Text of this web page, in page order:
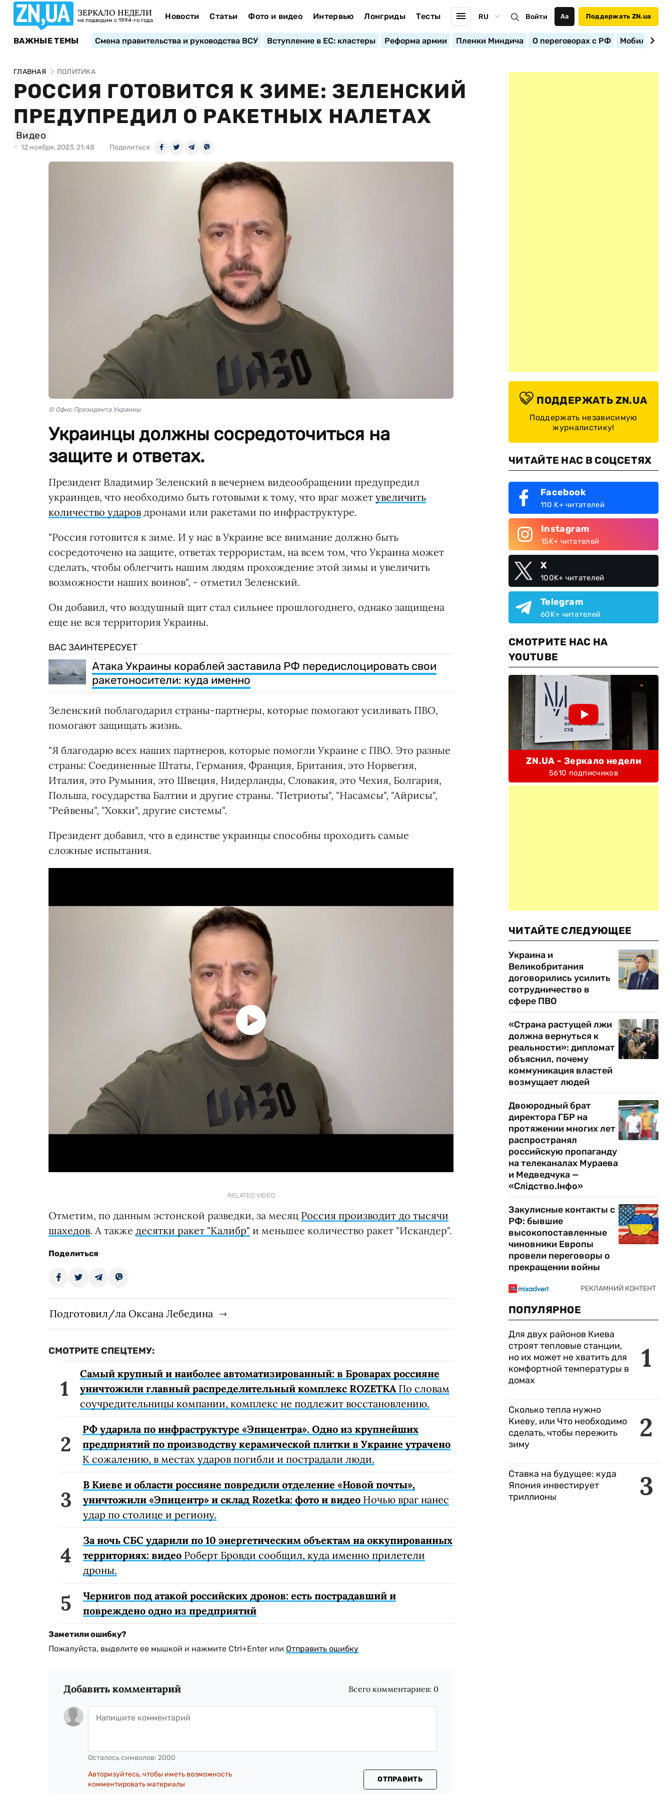
ЗЕРКАЛО НЕДЕЛИ
не подводим с 1994-го года Новости Статьи Фото и видео Интервью Лонгриды Тесты RU Войти Аа Поддержать ZN.ua
ВАЖНЫЕ ТЕМЫ Смена правительства и руководства ВСУ Вступление в ЕС: кластеры Реформа армии Пленки Миндича О переговорах с РФ
ГЛАВНАЯ ПОЛИТИКА
РОССИЯ ГОТОВИТСЯ К ЗИМЕ: ЗЕЛЕНСКИЙ
ПРЕДУПРЕДИЛ О РАКЕТНЫХ НАЛЕТАХ
Видео
12 ноября, 2023, 21:48 Поделиться
© Офис Президента Украины
Украинцы должны сосредоточиться на
защите и ответах.
Президент Владимир Зеленский в вечернем видеообращении предупредил
украинцев, что необходимо быть готовыми к тому, что враг может увеличить
количество ударов дронами или ракетами по инфраструктуре.
"Россия готовится к зиме. И у нас в Украине все внимание должно быть
сосредоточено на защите, ответах террористам, на всем том, что Украина может
сделать, чтобы облегчить нашим людям прохождение этой зимы и увеличить
возможности наших воинов", - отметил Зеленский.
Он добавил, что воздушный щит стал сильнее прошлогоднего, однако защищена
еще не вся территория Украины.
ВАС ЗАИНТЕРЕСУЕТ
Атака Украины кораблей заставила РФ передислоцировать свои
ракетоносители: куда именно
Зеленский поблагодарил страны-партнеры, которые помогают усиливать ПВО,
помогают защищать жизнь.
"Я благодарю всех наших партнеров, которые помогли Украине с ПВО. Это разные
страны: Соединенные Штаты, Германия, Франция, Британия, это Норвегия,
Италия, это Румыния, это Швеция, Нидерланды, Словакия, это Чехия, Болгария,
Польша, государства Балтии и другие страны. "Петриоты", "Насамсы", "Айрисы",
"Рейвены", "Хокки", другие системы".
Президент добавил, что в единстве украинцы способны проходить самые
сложные испытания.
RELATED VIDEO
Отметим, по данным эстонской разведки, за месяц Россия производит до тысячи
шахедов. А также десятки ракет "Калибр" и меньшее количество ракет "Искандер".
Поделиться
Подготовил/ла Оксана Лебедина
СМОТРИТЕ СПЕЦТЕМУ:
Самый крупный и наиболее автоматизированный: в Броварах россияне
уничтожили главный распределительный комплекс ROZETKAПо словам
соучредительницы компании, комплекс не подлежит восстановлению.
РФ ударила по инфраструктуре «Эпицентра». Одно из крупнейших
предприятий по производству керамической плитки в Украине утрачено
К сожалению, в местах ударов погибли и пострадали люди.
В Киеве и области россияне повредили отделение «Новой почты»,
уничтожили «Эпицентр» и склад Rozetka: фото и видео Ночью враг нанес
удар по столице и региону.
За ночь СБС ударили по 10 энергетическим объектам на оккупированных
территориях: видео Роберт Бровди сообщил, куда именно прилетели
дроны.
Чернигов под атакой российских дронов: есть пострадавший и
повреждено одно из предприятий
Заметили ошибку?
Пожалуйста, выделите ее мышкой и нажмите Ctrl+Enter или Отправить ошибку
Добавить комментарий Всего комментариев: 0
Осталось символов: 2000
Авторизуйтесь, чтобы иметь возможность
комментировать материалы
ОТПРАВИТЬ
ПОДДЕРЖАТЬ ZN.UA
Поддержать независимую
журналистику!
ЧИТАЙТЕ НАС В СОЦСЕТЯХ
Facebook
110 K+ читателей
Instagram
15K+ читателей
X
100K+ читателей
Telegram
60K+ читателей
СМОТРИТЕ НАС НА
YOUTUBE
ZN.UA - Зеркало недели
5610 подписчиков
ЧИТАЙТЕ СЛЕДУЮЩЕЕ
Украина и
Великобритания
договорились усилить
сотрудничество в
сфере ПВО
«Страна растущей лжи
должна вернуться к
реальности»: дипломат
объяснил, почему
коммуникация властей
возмущает людей
Двоюродный брат
директора ГБР на
протяжении многих лет
распространял
российскую пропаганду
на телеканалах Мураева
и Медведчука —
«Слідство.Інфо»
Закулисные контакты с
РФ: бывшие
высокопоставленные
чиновники Европы
провели переговоры о
прекращении войны
ПОПУЛЯРНОЕ
1
Для двух районов Киева
строят тепловые станции,
но их может не хватить для
комфортной температуры в
домах
2
Сколько тепла нужно
Киеву, или Что необходимо
сделать, чтобы пережить
зиму
3
Ставка на будущее: куда
Япония инвестирует
триллионы